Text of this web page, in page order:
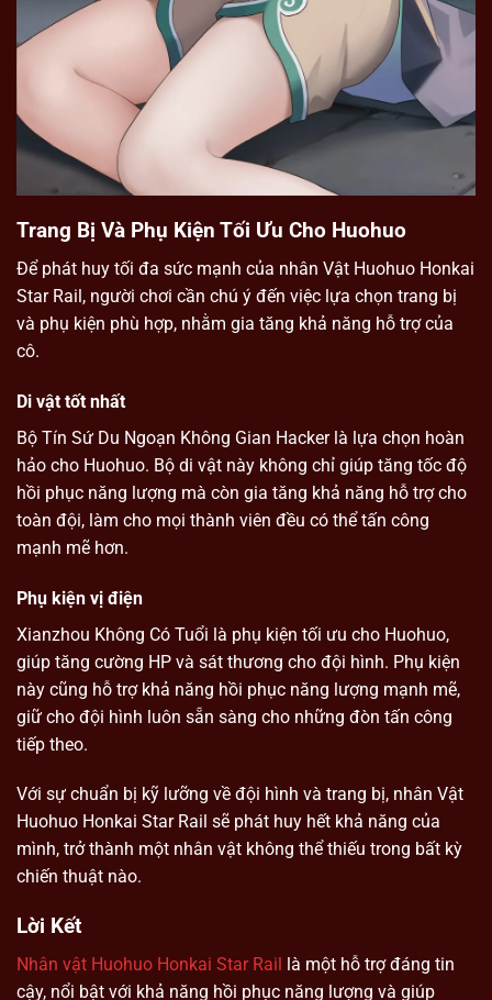
Trang Bị Và Phụ Kiện Tối Ưu Cho Huohuo
Để phát huy tối đa sức mạnh của nhân Vật Huohuo Honkai
Star Rail, người chơi cần chú ý đến việc lựa chọn trang bị
và phụ kiện phù hợp, nhằm gia tăng khả năng hỗ trợ của
cô.
Di vật tốt nhất
Bộ Tín Sứ Du Ngoạn Không Gian Hacker là lựa chọn hoàn
hảo cho Huohuo. Bộ di vật này không chỉ giúp tăng tốc độ
hồi phục năng lượng mà còn gia tăng khả năng hỗ trợ cho
toàn đội, làm cho mọi thành viên đều có thể tấn công
mạnh mẽ hơn.
Phụ kiện vị điện
Xianzhou Không Có Tuổi là phụ kiện tối ưu cho Huohuo,
giúp tăng cường HP và sát thương cho đội hình. Phụ kiện
này cũng hỗ trợ khả năng hồi phục năng lượng mạnh mẽ,
giữ cho đội hình luôn sẵn sàng cho những đòn tấn công
tiếp theo.
Với sự chuẩn bị kỹ lưỡng về đội hình và trang bị, nhân Vật
Huohuo Honkai Star Rail sẽ phát huy hết khả năng của
mình, trở thành một nhân vật không thể thiếu trong bất kỳ
chiến thuật nào.
Lời Kết
Nhân vật Huohuo Honkai Star Rail là một hỗ trợ đáng tin
cậy, nổi bật với khả năng hồi phục năng lượng và giúp